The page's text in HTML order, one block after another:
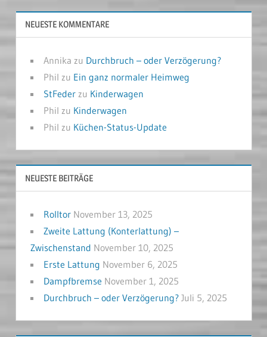
NEUESTE KOMMENTARE
Annika zu Durchbruch – oder Verzögerung?
Phil zu Ein ganz normaler Heimweg
StFederzu Kinderwagen
Phil zu Kinderwagen
Phil zu Küchen-Status-Update
NEUESTE BEITRÄGE
Rolltor November 13, 2025
Zweite Lattung (Konterlattung) –
Zwischenstand November 10, 2025
Erste Lattung November 6, 2025
Dampfbremse November 1, 2025
Durchbruch – oder Verzögerung? Juli 5, 2025